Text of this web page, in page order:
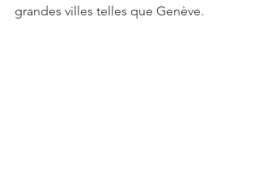
grandes villes telles que Genève.